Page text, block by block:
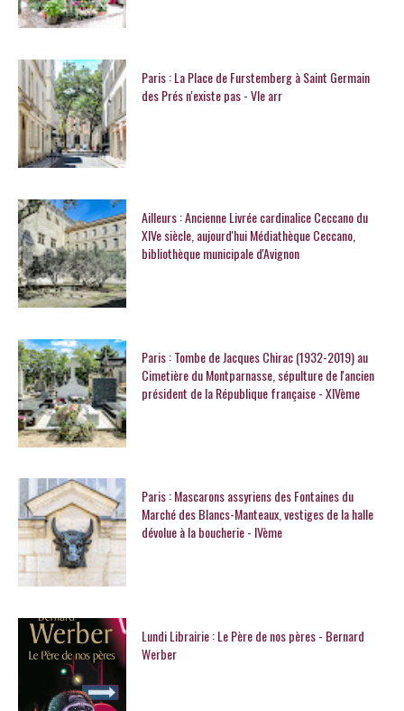
Paris : La Place de Furstemberg à Saint Germain
des Prés n'existe pas - VIe arr
Ailleurs : Ancienne Livrée cardinalice Ceccano du
XIVe siècle, aujourd'hui Médiathèque Ceccano,
bibliothèque municipale d'Avignon
Paris : Tombe de Jacques Chirac (1932-2019) au
Cimetière du Montparnasse, sépulture de l'ancien
président de la République française - XIVème
Paris : Mascarons assyriens des Fontaines du
Marché des Blancs-Manteaux, vestiges de la halle
dévolue à la boucherie - IVème
Lundi Librairie : Le Père de nos pères - Bernard
Werber